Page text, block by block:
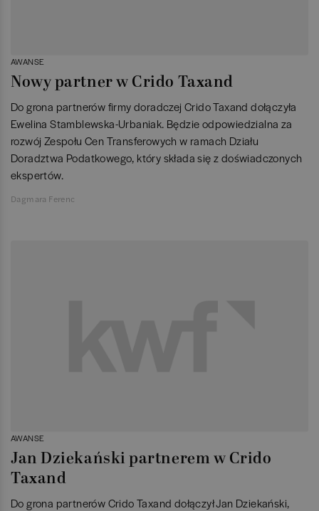
AWANSE
Nowy partner w Crido Taxand
Do grona partnerów firmy doradczej Crido Taxand dołączyła
Ewelina Stamblewska-Urbaniak. Będzie odpowiedzialna za
rozwój Zespołu Cen Transferowych w ramach Działu
Doradztwa Podatkowego, który składa się z doświadczonych
ekspertów.
Dagmara Ferenc
AWANSE
Jan Dziekański partnerem w Crido
Taxand
Do grona partnerów Crido Taxand dołączył Jan Dziekański,